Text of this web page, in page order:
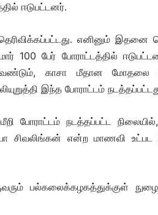
ஈடுபட்டனர்.
எனினும் இதனை
பேர் போராட்டத்தில்
காசா மீதான மோதலை
இந்த போராட்டம்
போராட்டம் நடத்தப்பட்ட
சிவலிங்கன் என்ற மாணவி
பல்கலைக்கழகத்துக்குள்